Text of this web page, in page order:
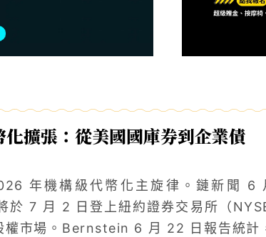
擴張：從美國國庫券到企業債
年機構級代幣化主旋律。鏈新聞 6
7 月 2 日登上紐約證券交易所（
權市場。Bernstein 6 月 22 日報告統計